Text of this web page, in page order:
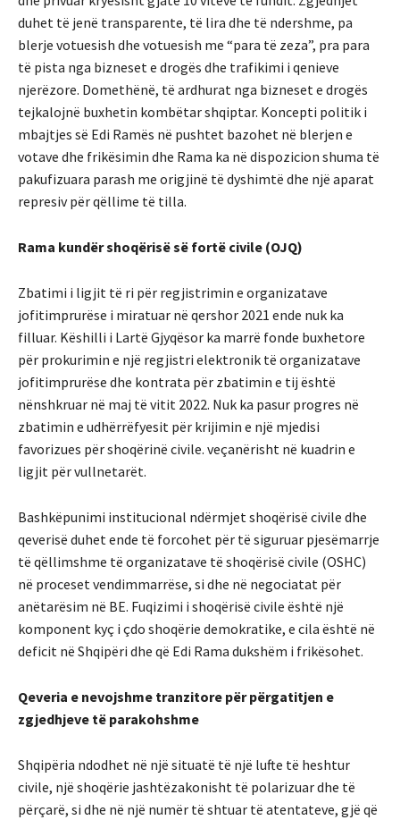
duhet të jenë transparente, të lira dhe të ndershme, pa
blerje votuesish dhe votuesish me “para të zeza”, pra para
të pista nga bizneset e drogës dhe trafikimi i qenieve
njerëzore. Domethënë, të ardhurat nga bizneset e drogës
tejkalojnë buxhetin kombëtar shqiptar. Koncepti politik i
mbajtjes së Edi Ramës në pushtet bazohet në blerjen e
votave dhe frikësimin dhe Rama ka në dispozicion shuma të
pakufizuara parash me origjinë të dyshimtë dhe një aparat
represiv për qëllime të tilla.
Rama kundër shoqërisë së fortë civile (OJQ)
Zbatimi i ligjit të ri për regjistrimin e organizatave
jofitimprurëse i miratuar në qershor 2021 ende nuk ka
filluar. Këshilli i Lartë Gjyqësor ka marrë fonde buxhetore
për prokurimin e një regjistri elektronik të organizatave
jofitimprurëse dhe kontrata për zbatimin e tij është
nënshkruar në maj të vitit 2022. Nuk ka pasur progres në
zbatimin e udhërrëfyesit për krijimin e një mjedisi
favorizues për shoqërinë civile. veçanërisht në kuadrin e
ligjit për vullnetarët.
Bashkëpunimi institucional ndërmjet shoqërisë civile dhe
qeverisë duhet ende të forcohet për të siguruar pjesëmarrje
të qëllimshme të organizatave të shoqërisë civile (OSHC)
në proceset vendimmarrëse, si dhe në negociatat për
anëtarësim në BE. Fuqizimi i shoqërisë civile është një
komponent kyç i çdo shoqërie demokratike, e cila është në
deficit në Shqipëri dhe që Edi Rama dukshëm i frikësohet.
Qeveria e nevojshme tranzitore për përgatitjen e
zgjedhjeve të parakohshme
Shqipëria ndodhet në një situatë të një lufte të heshtur
civile, një shoqërie jashtëzakonisht të polarizuar dhe të
përçarë, si dhe në një numër të shtuar të atentateve, gjë që